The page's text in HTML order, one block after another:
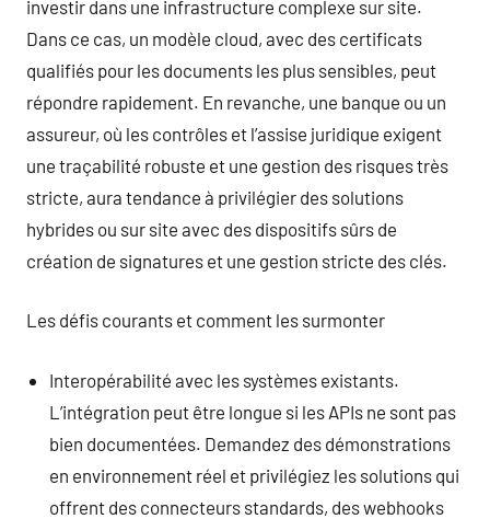
investir dans une infrastructure complexe sur site.
Dans ce cas, un modèle cloud, avec des certificats
qualifiés pour les documents les plus sensibles, peut
répondre rapidement. En revanche, une banque ou un
assureur, où les contrôles et l’assise juridique exigent
une traçabilité robuste et une gestion des risques très
stricte, aura tendance à privilégier des solutions
hybrides ou sur site avec des dispositifs sûrs de
création de signatures et une gestion stricte des clés.
Les défis courants et comment les surmonter
Interopérabilité avec les systèmes existants.
L’intégration peut être longue si les APIs ne sont pas
bien documentées. Demandez des démonstrations
en environnement réel et privilégiez les solutions qui
offrent des connecteurs standards, des webhooks